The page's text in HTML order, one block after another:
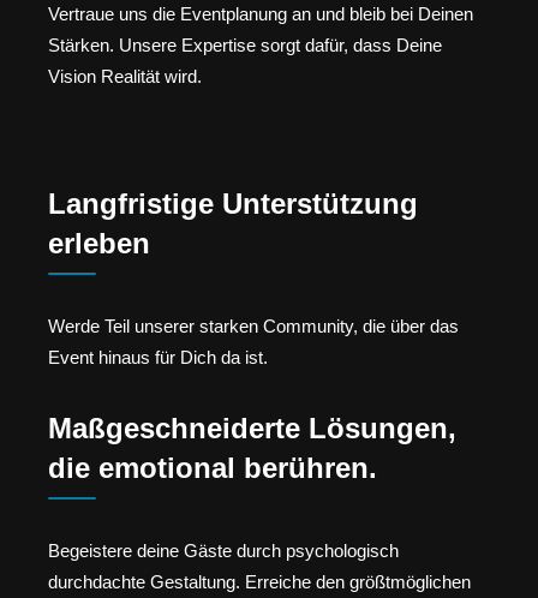
Vertraue uns die Eventplanung an und bleib bei Deinen
Stärken. Unsere Expertise sorgt dafür, dass Deine
Vision Realität wird.
Langfristige Unterstützung
erleben
Werde Teil unserer starken Community, die über das
Event hinaus für Dich da ist.
Maßgeschneiderte Lösungen,
die emotional berühren.
Begeistere deine Gäste durch psychologisch
durchdachte Gestaltung. Erreiche den größtmöglichen